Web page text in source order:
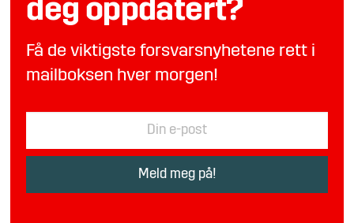
deg oppdatert?
Få de viktigste forsvarsnyhetene rett i
mailboksen hver morgen!